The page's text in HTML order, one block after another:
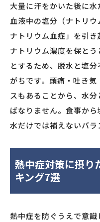
大量に汗をかいた後に水
血液中の塩分（ナトリ
ナトリウム血症」を引
ナトリウム濃度を保と
とするため、脱水と塩
がちです。頭痛・吐き
スもあることから、水
ばなりません。食事から
水だけでは補えないバラ
熱中症対策に摂り
キング7選
熱中症を防ぐうえで意